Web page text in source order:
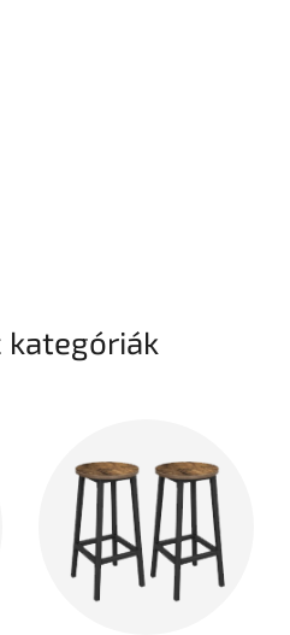
kategóriák